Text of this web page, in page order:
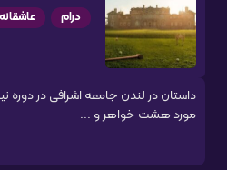
درام عاشقانه
داستان در لندن جامعه اشرافی در دوره
مورد هشت خواهر و ...